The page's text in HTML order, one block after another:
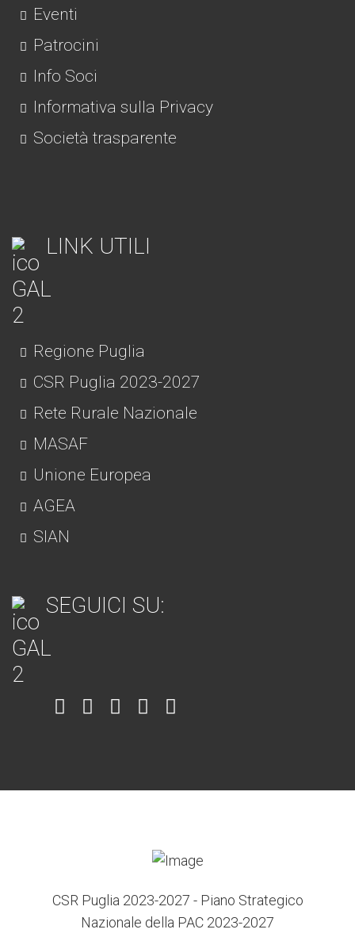
Eventi
Patrocini
Info Soci
Informativa sulla Privacy
Società trasparente
LINK UTILI
Regione Puglia
CSR Puglia 2023-2027
Rete Rurale Nazionale
MASAF
Unione Europea
AGEA
SIAN
SEGUICI SU:
Item Item Item Item
CSR Puglia 2023-2027 - Piano Strategico
Nazionale della PAC 2023-2027